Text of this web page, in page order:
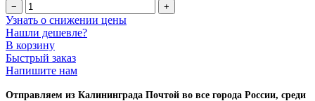
− +
Узнать о снижении цены
Нашли дешевле?
В корзину
Быстрый заказ
Напишите нам
Отправляем из Калининграда Почтой во все города России, среди